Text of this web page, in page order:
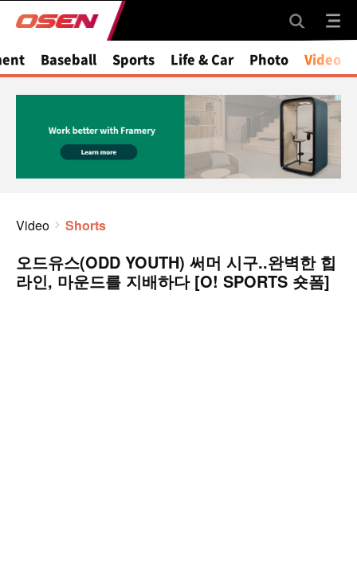
Baseball Sports Life & Car Photo Video
Video Shorts
오드유스(ODD YOUTH) 써머 시구..완벽한 힙
라인, 마운드를 지배하다 [O! SPORTS 숏폼]